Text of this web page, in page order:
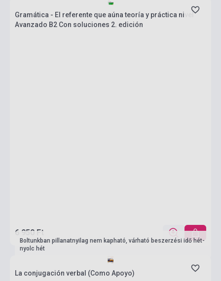
Gramática - El referente que aúna teoría y práctica nivel
Avanzado B2 Con soluciones 2. edición
6 950 Ft
Boltunkban pillanatnyilag nem kapható, várható beszerzési idő hét-
nyolc hét
La conjugación verbal (Como Apoyo)